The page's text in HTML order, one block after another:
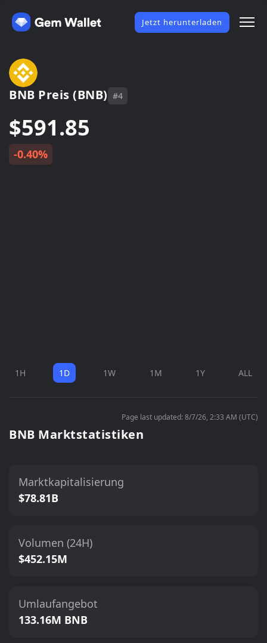
Jetzt herunterladen
BNB Preis (BNB) #4
$591.85
-0.40%
1H 1D 1W 1M 1Y ALL
Page last updated: 8/7/26, 2:33 AM (UTC)
BNB Marktstatistiken
Marktkapitalisierung
$78.81B
Volumen (24H)
$452.15M
Umlaufangebot
133.16M BNB